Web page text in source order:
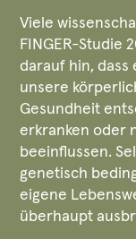
Viele
FINGER-Studie
darauf hin, dass
unsere
Gesundheit
erkranken oder
beeinflussen.
genetisch
eigene
überhaupt